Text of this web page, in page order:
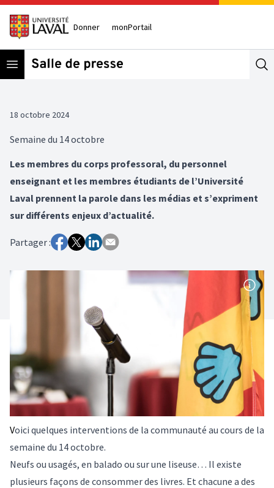
Donner monPortail
Open menu
18 octobre 2024
Semaine du 14 octobre
Les membres du corps professoral, du personnel
enseignant et les membres étudiants de l’Université
Laval prennent la parole dans les médias et s’expriment
sur différents enjeux d’actualité.
Partager :
Voici quelques interventions de la communauté au cours de la
semaine du 14 octobre.
Neufs ou usagés, en balado ou sur une liseuse… Il existe
plusieurs façons de consommer des livres. Et chacune a des